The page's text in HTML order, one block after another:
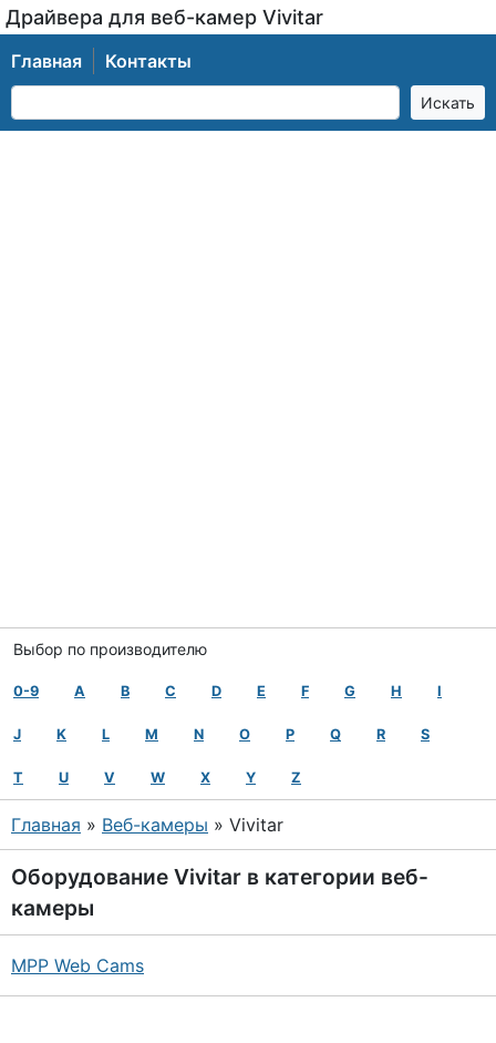
Драйвера для веб-камер Vivitar
Главная Контакты
Выбор по производителю
0-9 A B C D E F G H I
J K L M N O P Q R S
T U V W X Y Z
Главная » Веб-камеры » Vivitar
Оборудование Vivitar в категории веб-
камеры
MPP Web Cams